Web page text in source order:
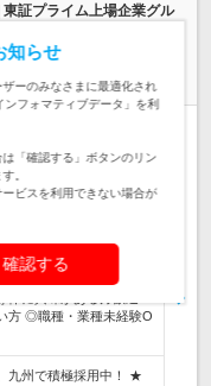
証プライム上場企業グル
等★未経験OK★20代
務です！★基礎から学べ
方 ◎職種・業種未経験O
九州で積極採用中！ ★
知らせ
ーのみなさまに最適化され
フォマティブデータ」を利
「確認する」ボタンのリン
。
ビスを利用できない場合が
確認する